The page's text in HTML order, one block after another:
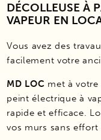
DÉCOLLEUSE À
VAPEUR EN
Vous avez des
facilement votre
MD LOC met à
peint électrique à
rapide et efficace.
vos murs sans effort